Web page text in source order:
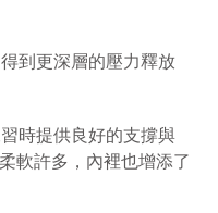
到更深層的壓力釋放
時提供良好的支撐與
軟許多，內裡也增添了